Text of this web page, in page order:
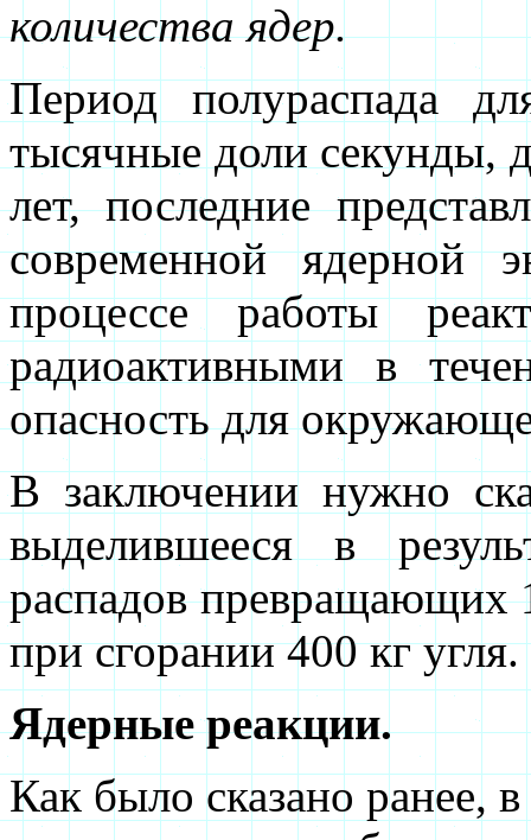
количества ядер.
Период полураспада
тысячные доли секунды,
лет, последние
современной ядерной
процессе работы
радиоактивными в
опасность для
В заключении нужно
выделившееся в
распадов превращающих
при сгорании 400 кг
Ядерные реакции.
Как было сказано ранее,